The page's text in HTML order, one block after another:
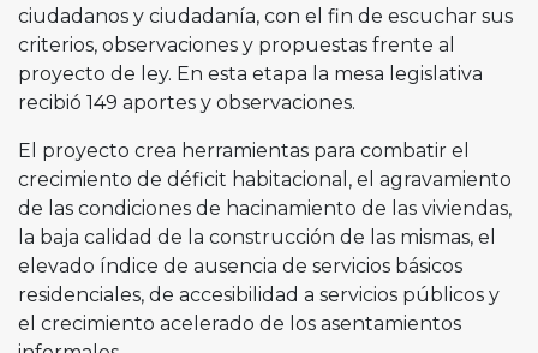
ciudadanos y ciudadanía, con el fin de escuchar sus
criterios, observaciones y propuestas frente al
proyecto de ley. En esta etapa la mesa legislativa
recibió 149 aportes y observaciones.
El proyecto crea herramientas para combatir el
crecimiento de déficit habitacional, el agravamiento
de las condiciones de hacinamiento de las viviendas,
la baja calidad de la construcción de las mismas, el
elevado índice de ausencia de servicios básicos
residenciales, de accesibilidad a servicios públicos y
el crecimiento acelerado de los asentamientos